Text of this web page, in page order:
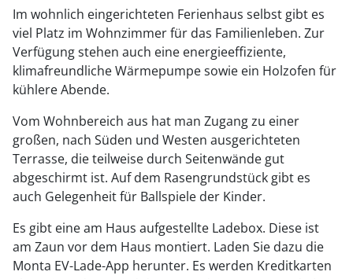
Im wohnlich eingerichteten Ferienhaus selbst gibt es
viel Platz im Wohnzimmer für das Familienleben. Zur
Verfügung stehen auch eine energieeffiziente,
klimafreundliche Wärmepumpe sowie ein Holzofen für
kühlere Abende.
Vom Wohnbereich aus hat man Zugang zu einer
großen, nach Süden und Westen ausgerichteten
Terrasse, die teilweise durch Seitenwände gut
abgeschirmt ist. Auf dem Rasengrundstück gibt es
auch Gelegenheit für Ballspiele der Kinder.
Es gibt eine am Haus aufgestellte Ladebox. Diese ist
am Zaun vor dem Haus montiert. Laden Sie dazu die
Monta EV-Lade-App herunter. Es werden Kreditkarten